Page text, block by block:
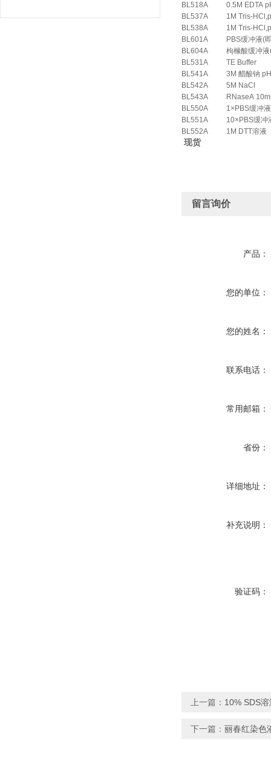
BL518A
0.5M EDTA
BL537A
1M Tris-
BL538A
1M Tris-
BL601A
PBS缓冲液(
BL604A
枸橼酸缓冲
BL531A
TE Buffer
BL541A
3M 醋酸钠
BL542A
5M NaCl
BL543A
RNaseA
BL550A
1×PBS缓冲
BL551A
10×PBS缓冲
BL552A
1M DTT溶液
现货
留言询价
产品：
您的单位：
您的姓名：
联系电话：
常用邮箱：
省份：
详细地址：
补充说明：
验证码：
上一篇： 10% SDS
下一篇： 丽春红染色